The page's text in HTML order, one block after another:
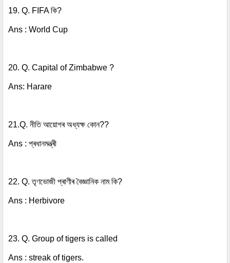
19. Q. FIFA কি?
Ans : World Cup
20. Q. Capital of Zimbabwe ?
Ans: Harare
21.Q. নীতি আয়োগৰ অধ্যক্ষ কোন??
Ans : প্ৰধানমন্ত্ৰী
22. Q. তৃণভোজী প্ৰাণীৰ বৈজ্ঞানিক নাম কি?
Ans : Herbivore
23. Q. Group of tigers is called
Ans : streak of tigers.